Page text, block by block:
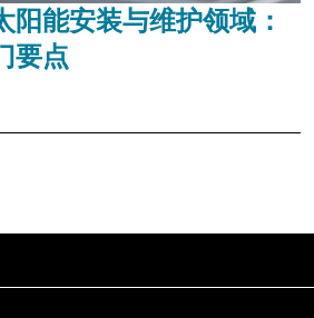
阳能安装与维护领域：
要点